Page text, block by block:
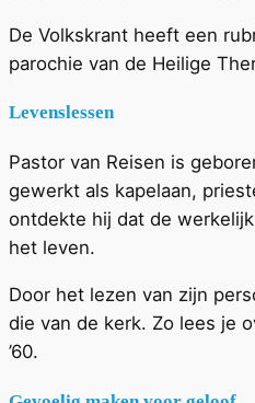
De Volkskrant heeft een
parochie van de Heilige
Levenslessen
Pastor van Reisen is
gewerkt als kapelaan,
ontdekte hij dat de
het leven.
Door het lezen van zijn
die van de kerk. Zo lees je
’60.